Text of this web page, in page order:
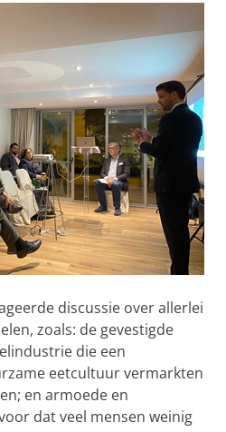
discussie over allerlei
zoals: de gevestigde
die een
eetcultuur vermarkten
en armoede en
dat veel mensen weinig